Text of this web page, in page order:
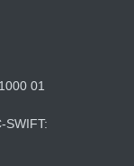
01
SWIFT: